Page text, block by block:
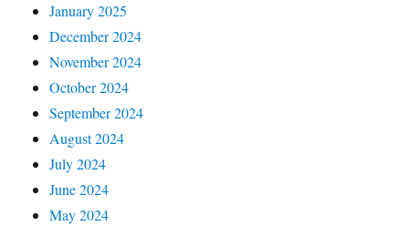
January 2025
December 2024
November 2024
October 2024
September 2024
August 2024
July 2024
June 2024
May 2024